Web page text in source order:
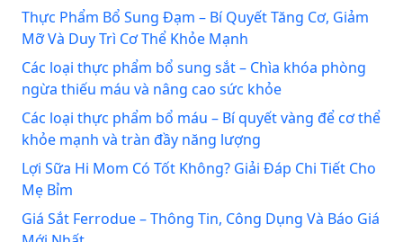
Thực Phẩm Bổ Sung Đạm – Bí Quyết Tăng Cơ, Giảm
Mỡ Và Duy Trì Cơ Thể Khỏe Mạnh
Các loại thực phẩm bổ sung sắt – Chìa khóa phòng
ngừa thiếu máu và nâng cao sức khỏe
Các loại thực phẩm bổ máu – Bí quyết vàng để cơ thể
khỏe mạnh và tràn đầy năng lượng
Lợi Sữa Hi Mom Có Tốt Không? Giải Đáp Chi Tiết Cho
Mẹ Bỉm
Giá Sắt Ferrodue – Thông Tin, Công Dụng Và Báo Giá